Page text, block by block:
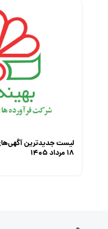
لیست جدیدترین
۱۸ مرداد ۱۴۰۵